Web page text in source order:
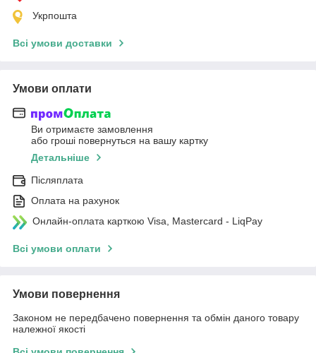
Укрпошта
Всі умови доставки
Умови оплати
Ви отримаєте замовлення
або гроші повернуться на вашу картку
Детальніше
Післяплата
Оплата на рахунок
Онлайн-оплата карткою Visa, Mastercard - LiqPay
Всі умови оплати
Умови повернення
Законом не передбачено повернення та обмін даного товару
належної якості